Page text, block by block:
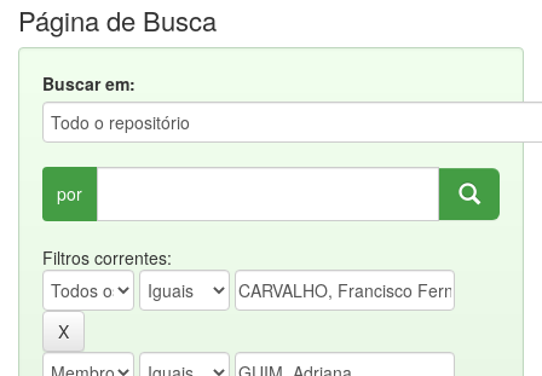
Página de Busca
Buscar em:
por
Filtros correntes: